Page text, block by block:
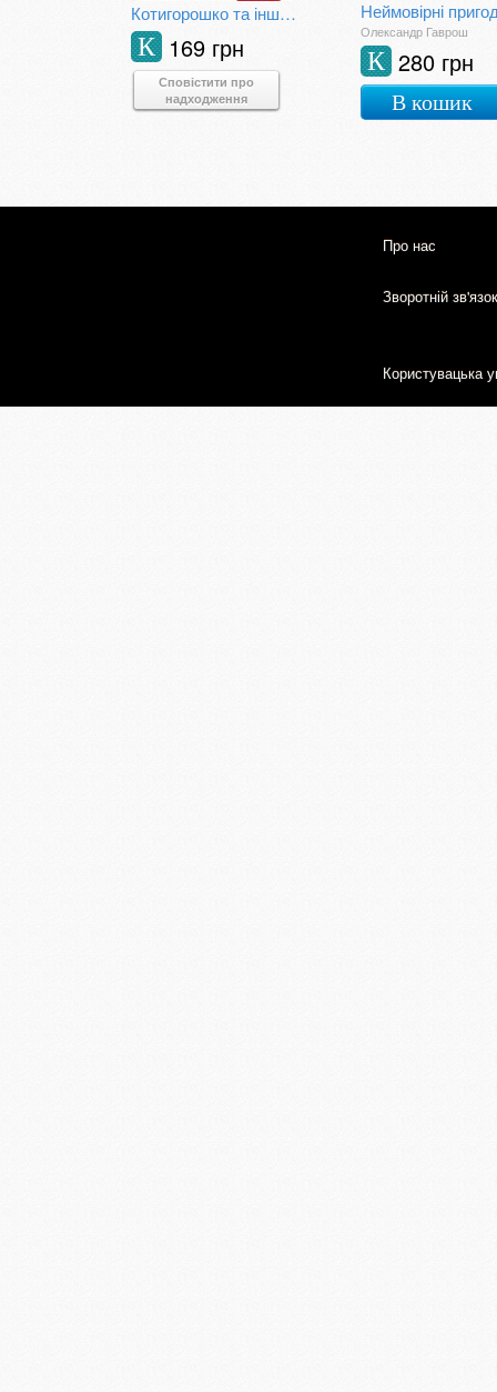
Котигорошко та інші народні казки
169 грн
К
Сповістити про
надходження
Олександр Гаврош
280 грн
К
В кошик
Про нас
Зворотній зв'язок
Користувацька